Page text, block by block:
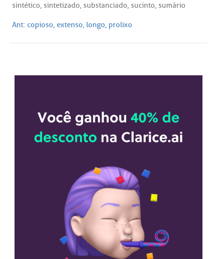
sintético, sintetizado, substanciado, sucinto, sumário
Ant: copioso, extenso, longo, prolixo